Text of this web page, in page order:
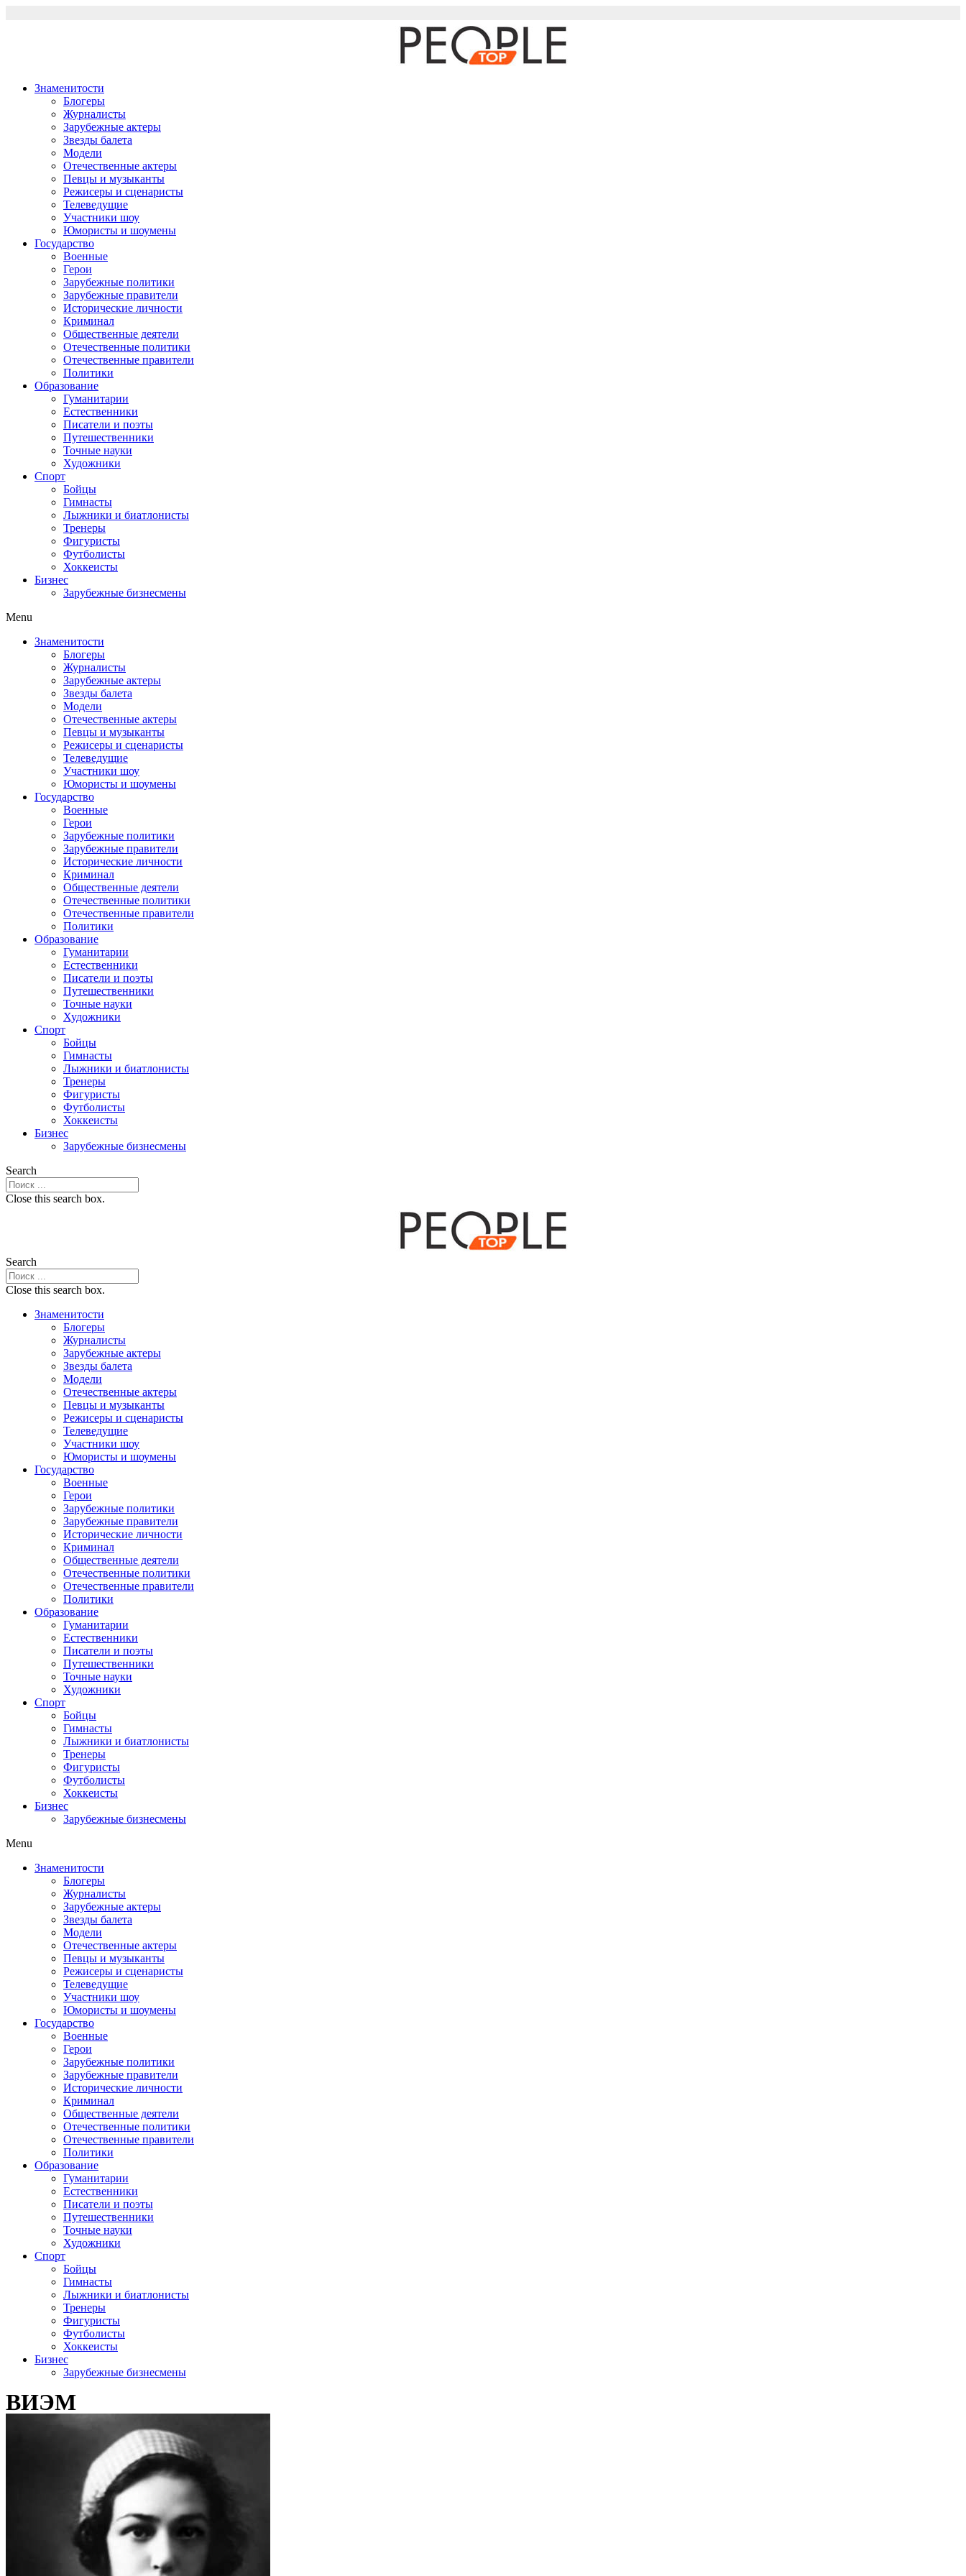
Знаменитости
Блогеры
Журналисты
Зарубежные актеры
Звезды балета
Модели
Отечественные актеры
Певцы и музыканты
Режисеры и сценаристы
Телеведущие
Участники шоу
Юмористы и шоумены
Государство
Военные
Герои
Зарубежные политики
Зарубежные правители
Исторические личности
Криминал
Общественные деятели
Отечественные политики
Отечественные правители
Политики
Образование
Гуманитарии
Естественники
Писатели и поэты
Путешественники
Точные науки
Художники
Спорт
Бойцы
Гимнасты
Лыжники и биатлонисты
Тренеры
Фигуристы
Футболисты
Хоккеисты
Бизнес
Зарубежные бизнесмены
Menu
Знаменитости
Блогеры
Журналисты
Зарубежные актеры
Звезды балета
Модели
Отечественные актеры
Певцы и музыканты
Режисеры и сценаристы
Телеведущие
Участники шоу
Юмористы и шоумены
Государство
Военные
Герои
Зарубежные политики
Зарубежные правители
Исторические личности
Криминал
Общественные деятели
Отечественные политики
Отечественные правители
Политики
Образование
Гуманитарии
Естественники
Писатели и поэты
Путешественники
Точные науки
Художники
Спорт
Бойцы
Гимнасты
Лыжники и биатлонисты
Тренеры
Фигуристы
Футболисты
Хоккеисты
Бизнес
Зарубежные бизнесмены
Search
Close this search box.
Search
Close this search box.
Знаменитости
Блогеры
Журналисты
Зарубежные актеры
Звезды балета
Модели
Отечественные актеры
Певцы и музыканты
Режисеры и сценаристы
Телеведущие
Участники шоу
Юмористы и шоумены
Государство
Военные
Герои
Зарубежные политики
Зарубежные правители
Исторические личности
Криминал
Общественные деятели
Отечественные политики
Отечественные правители
Политики
Образование
Гуманитарии
Естественники
Писатели и поэты
Путешественники
Точные науки
Художники
Спорт
Бойцы
Гимнасты
Лыжники и биатлонисты
Тренеры
Фигуристы
Футболисты
Хоккеисты
Бизнес
Зарубежные бизнесмены
Menu
Знаменитости
Блогеры
Журналисты
Зарубежные актеры
Звезды балета
Модели
Отечественные актеры
Певцы и музыканты
Режисеры и сценаристы
Телеведущие
Участники шоу
Юмористы и шоумены
Государство
Военные
Герои
Зарубежные политики
Зарубежные правители
Исторические личности
Криминал
Общественные деятели
Отечественные политики
Отечественные правители
Политики
Образование
Гуманитарии
Естественники
Писатели и поэты
Путешественники
Точные науки
Художники
Спорт
Бойцы
Гимнасты
Лыжники и биатлонисты
Тренеры
Фигуристы
Футболисты
Хоккеисты
Бизнес
Зарубежные бизнесмены
ВИЭМ